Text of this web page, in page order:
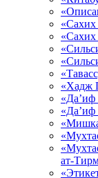
«Сахих
«Сахих
«Хадж
«Да’иф
«Да’иф
ат-